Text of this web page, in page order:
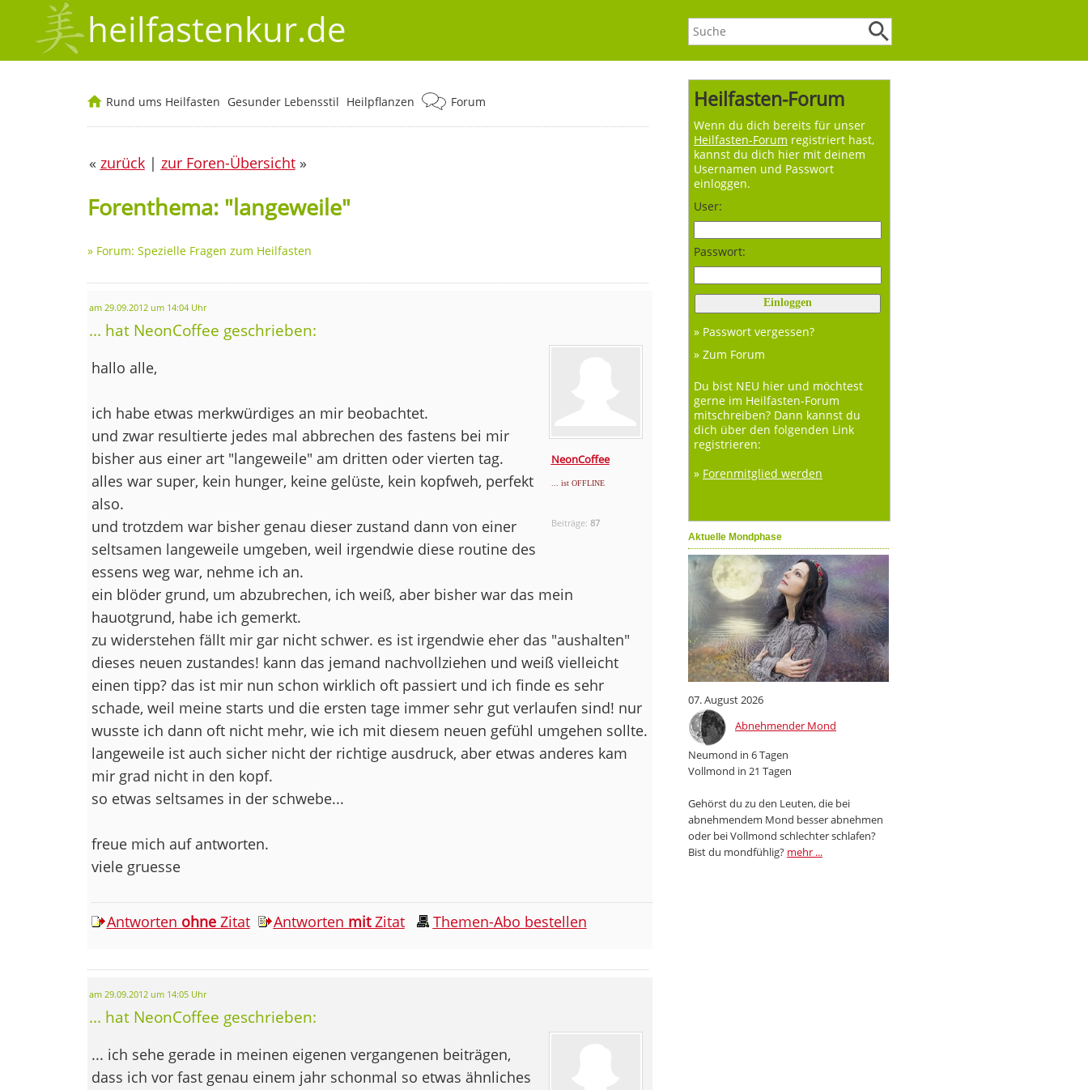
heilfastenkur.de
Heilfasten-Forum
Wenn du dich bereits für unser
Heilfasten-Forum registriert hast,
kannst du dich hier mit deinem
Usernamen und Passwort
einloggen.
User:
Passwort:
» Passwort vergessen?
» Zum Forum
Du bist NEU hier und möchtest
gerne im Heilfasten-Forum
mitschreiben? Dann kannst du
dich über den folgenden Link
registrieren:
» Forenmitglied werden
Aktuelle Mondphase
07. August 2026
Abnehmender Mond
Neumond in 6 Tagen
Vollmond in 21 Tagen
Gehörst du zu den Leuten, die bei
abnehmendem Mond besser abnehmen
oder bei Vollmond schlechter schlafen?
Bist du mondfühlig? mehr ...
Rund ums Heilfasten Gesunder Lebensstil Heilpflanzen Forum
« zurück| zur Foren-Übersicht»
Forenthema: "langeweile"
» Forum: Spezielle Fragen zum Heilfasten
am 29.09.2012 um 14:04 Uhr
... hat NeonCoffee geschrieben:
NeonCoffee
... ist OFFLINE
Beiträge: 87
hallo alle,
ich habe etwas merkwürdiges an mir beobachtet.
und zwar resultierte jedes mal abbrechen des fastens bei mir
bisher aus einer art "langeweile" am dritten oder vierten tag.
alles war super, kein hunger, keine gelüste, kein kopfweh, perfekt
also.
und trotzdem war bisher genau dieser zustand dann von einer
seltsamen langeweile umgeben, weil irgendwie diese routine des
essens weg war, nehme ich an.
ein blöder grund, um abzubrechen, ich weiß, aber bisher war das mein
hauotgrund, habe ich gemerkt.
zu widerstehen fällt mir gar nicht schwer. es ist irgendwie eher das "aushalten"
dieses neuen zustandes! kann das jemand nachvollziehen und weiß vielleicht
einen tipp? das ist mir nun schon wirklich oft passiert und ich finde es sehr
schade, weil meine starts und die ersten tage immer sehr gut verlaufen sind! nur
wusste ich dann oft nicht mehr, wie ich mit diesem neuen gefühl umgehen sollte.
langeweile ist auch sicher nicht der richtige ausdruck, aber etwas anderes kam
mir grad nicht in den kopf.
so etwas seltsames in der schwebe...
freue mich auf antworten.
viele gruesse
Antworten ohneZitat Antworten mitZitat Themen-Abo bestellen
am 29.09.2012 um 14:05 Uhr
... hat NeonCoffee geschrieben:
... ich sehe gerade in meinen eigenen vergangenen beiträgen,
dass ich vor fast genau einem jahr schonmal so etwas ähnliches